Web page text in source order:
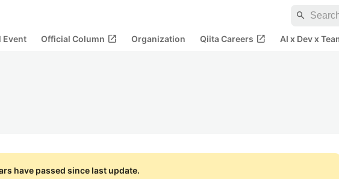
search
Event Official Column open_in_new Organization Qiita Careers open_in_new AI x Dev x
have passed since last update.